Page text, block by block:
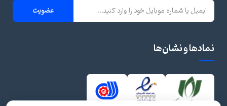
عضویت
نمادها و نشان‌ها